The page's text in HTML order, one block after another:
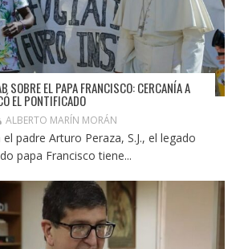
SOBRE EL PAPA FRANCISCO: CERCANÍA A
EL PONTIFICADO
ALBERTO MARÍN MORÁN
padre Arturo Peraza, S.J., el legado
papa Francisco tiene...